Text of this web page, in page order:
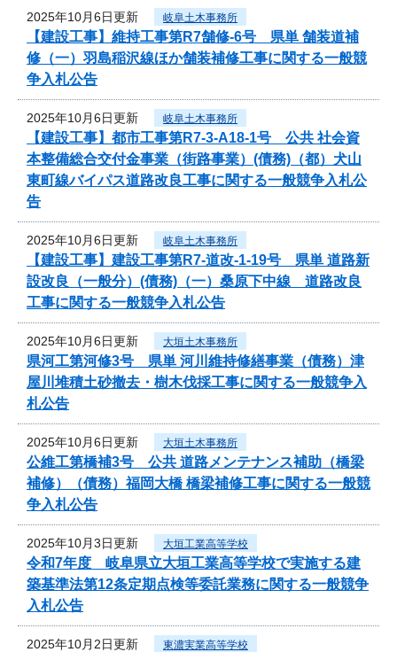
2025年10月6日更新 岐阜土木事務所
【建設工事】維持工事第R7舗修-6号 県単 舗装道補
修（一）羽島稲沢線ほか舗装補修工事に関する一般競
争入札公告
2025年10月6日更新 岐阜土木事務所
【建設工事】都市工事第R7-3-A18-1号 公共 社会資
本整備総合交付金事業（街路事業）(債務)（都）犬山
東町線バイパス道路改良工事に関する一般競争入札公
告
2025年10月6日更新 岐阜土木事務所
【建設工事】建設工事第R7-道改-1-19号 県単 道路新
設改良（一般分）(債務)（一）桑原下中線 道路改良
工事に関する一般競争入札公告
2025年10月6日更新 大垣土木事務所
県河工第河修3号 県単 河川維持修繕事業（債務）津
屋川堆積土砂撤去・樹木伐採工事に関する一般競争入
札公告
2025年10月6日更新 大垣土木事務所
公維工第橋補3号 公共 道路メンテナンス補助（橋梁
補修）（債務）福岡大橋 橋梁補修工事に関する一般競
争入札公告
2025年10月3日更新 大垣工業高等学校
令和7年度 岐阜県立大垣工業高等学校で実施する建
築基準法第12条定期点検等委託業務に関する一般競争
入札公告
2025年10月2日更新 東濃実業高等学校